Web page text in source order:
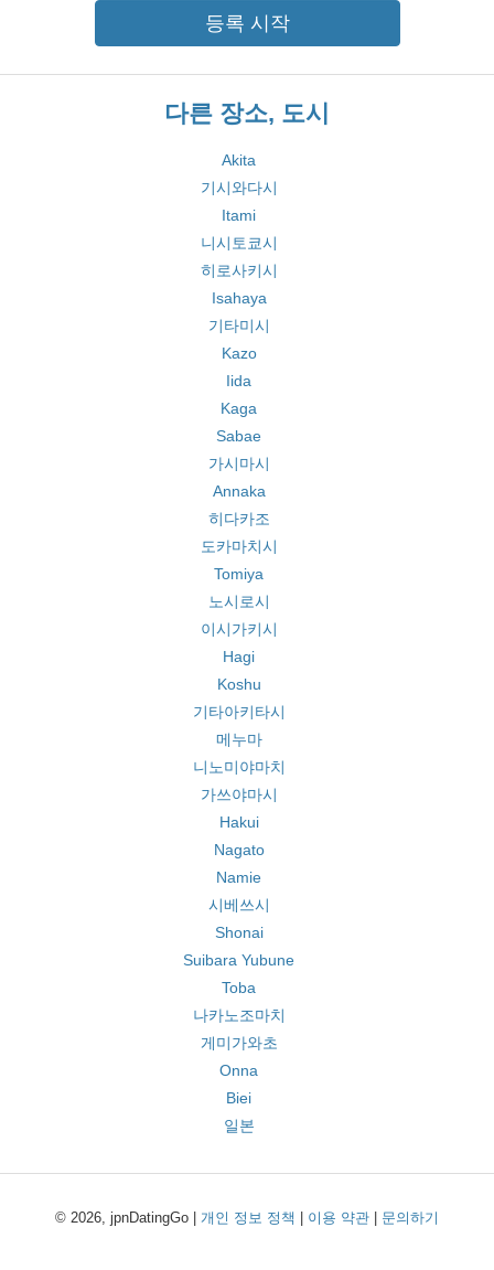
등록 시작
다른 장소, 도시
Akita
기시와다시
Itami
니시토쿄시
히로사키시
Isahaya
기타미시
Kazo
Iida
Kaga
Sabae
가시마시
Annaka
히다카조
도카마치시
Tomiya
노시로시
이시가키시
Hagi
Koshu
기타아키타시
메누마
니노미야마치
가쓰야마시
Hakui
Nagato
Namie
시베쓰시
Shonai
Suibara Yubune
Toba
나카노조마치
게미가와초
Onna
Biei
일본
© 2026, jpnDatingGo | 개인 정보 정책 이용 약관 문의하기